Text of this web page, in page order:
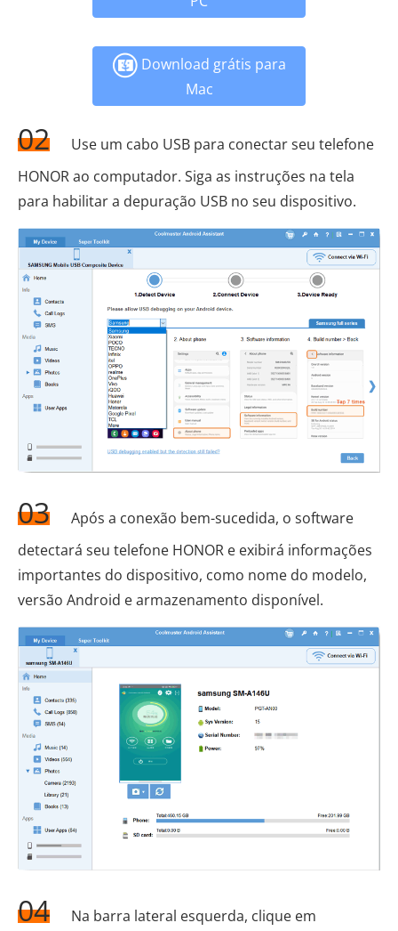
Download grátis para
Mac
02
Use um cabo USB para conectar seu telefone
HONOR ao computador. Siga as instruções na tela
para habilitar a depuração USB no seu dispositivo.
03
Após a conexão bem-sucedida, o software
detectará seu telefone HONOR e exibirá informações
importantes do dispositivo, como nome do modelo,
versão Android e armazenamento disponível.
04
Na barra lateral esquerda, clique em